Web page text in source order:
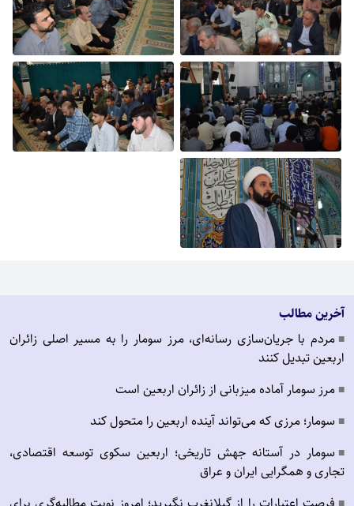
آخرین مطالب
■ مردم با جریان‌سازی رسانه‌ای، مرز سومار را به مسیر اصلی زائران
اربعین تبدیل کنند
■ مرز سومار آماده میزبانی از زائران اربعین است
■ سومار؛ مرزی که می‌تواند آینده اربعین را متحول کند
■ سومار در آستانه جهش تاریخی؛ اربعین سکوی توسعه اقتصادی،
تجاری و همگرایی ایران و عراق